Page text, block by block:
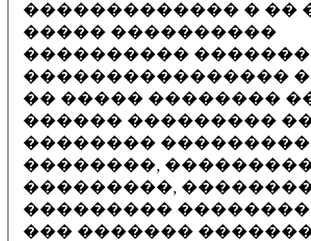
������������� � ��
����� ����������
����������
����������������
�� ����� ��������
������ ���������
��������
��������,
���������,
���������
��� �������